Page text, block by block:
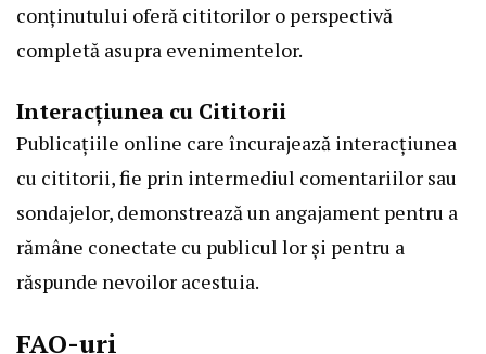
conținutului oferă cititorilor o perspectivă
completă asupra evenimentelor.
Interacțiunea cu Cititorii
Publicațiile online care încurajează interacțiunea
cu cititorii, fie prin intermediul comentariilor sau
sondajelor, demonstrează un angajament pentru a
rămâne conectate cu publicul lor și pentru a
răspunde nevoilor acestuia.
FAQ-uri